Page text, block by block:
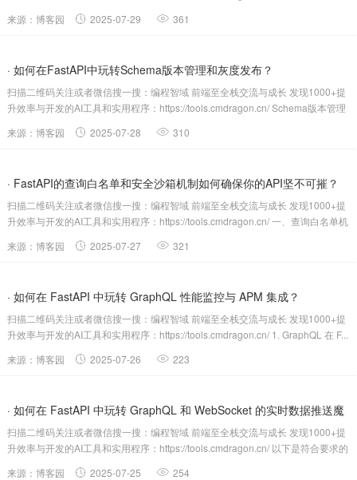
来源：博客园 2025-07-29 361
· 如何在FastAPI中玩转Schema版本管理和灰度发布？
扫描二维码关注或者微信搜一搜：编程智域 前端至全栈交流与成长 发现1000+提
升效率与开发的AI工具和实用程序：https://tools.cmdragon.cn/ Schema版本管理
来源：博客园 2025-07-28 310
· FastAPI的查询白名单和安全沙箱机制如何确保你的API坚不可摧？
扫描二维码关注或者微信搜一搜：编程智域 前端至全栈交流与成长 发现1000+提
升效率与开发的AI工具和实用程序：https://tools.cmdragon.cn/ 一、查询白名单机
来源：博客园 2025-07-27 321
· 如何在 FastAPI 中玩转 GraphQL 性能监控与 APM 集成？
扫描二维码关注或者微信搜一搜：编程智域 前端至全栈交流与成长 发现1000+提
升效率与开发的AI工具和实用程序：https://tools.cmdragon.cn/ 1. GraphQL 在 F...
来源：博客园
2025-07-26 223
· 如何在 FastAPI 中玩转 GraphQL 和 WebSocket 的实时数据推送魔
法...
扫描二维码关注或者微信搜一搜：编程智域 前端至全栈交流与成长 发现1000+提
升效率与开发的AI工具和实用程序：https://tools.cmdragon.cn/ 以下是符合要求的
来源：博客园 2025-07-25 254